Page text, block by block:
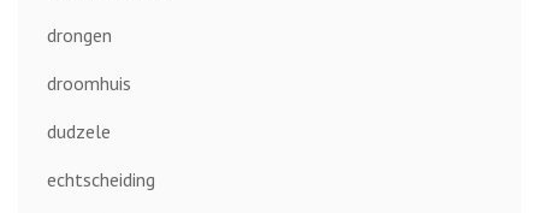
drongen
droomhuis
dudzele
echtscheiding